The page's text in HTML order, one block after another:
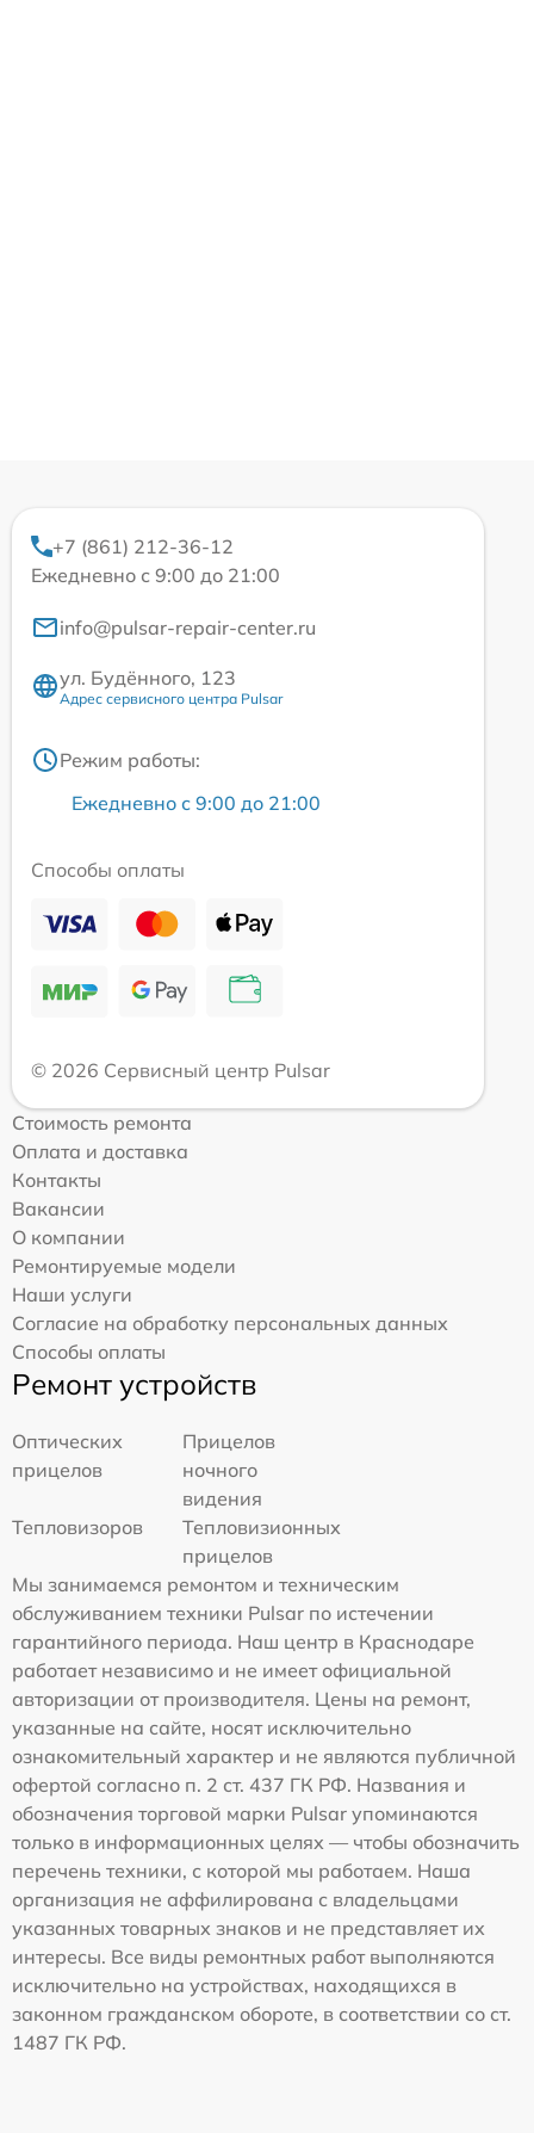
+7 (861) 212-36-12
Ежедневно с 9:00 до 21:00
info@pulsar-repair-center.ru
ул. Будённого, 123
Адрес сервисного центра Pulsar
Режим работы:
Ежедневно с 9:00 до 21:00
Способы оплаты
© 2026 Сервисный центр Pulsar
Стоимость ремонта
Оплата и доставка
Контакты
Вакансии
О компании
Ремонтируемые модели
Наши услуги
Согласие на обработку персональных данных
Способы оплаты
Ремонт устройств
Оптических
прицелов
Прицелов
ночного
видения
Тепловизоров
Тепловизионных
прицелов
Мы занимаемся ремонтом и техническим
обслуживанием техники Pulsar по истечении
гарантийного периода. Наш центр в Краснодаре
работает независимо и не имеет официальной
авторизации от производителя. Цены на ремонт,
указанные на сайте, носят исключительно
ознакомительный характер и не являются публичной
офертой согласно п. 2 ст. 437 ГК РФ. Названия и
обозначения торговой марки Pulsar упоминаются
только в информационных целях — чтобы обозначить
перечень техники, с которой мы работаем. Наша
организация не аффилирована с владельцами
указанных товарных знаков и не представляет их
интересы. Все виды ремонтных работ выполняются
исключительно на устройствах, находящихся в
законном гражданском обороте, в соответствии со ст.
1487 ГК РФ.